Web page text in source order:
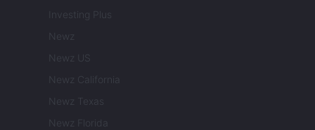
Investing Plus
Newz
Newz US
Newz California
Newz Texas
Newz Florida